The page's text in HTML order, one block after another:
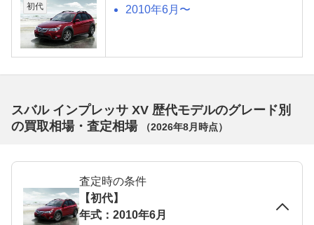
初代 2010年6月〜
スバル インプレッサ XV 歴代モデルのグレード別
の買取相場・査定相場
（2026年8月 時点）
査定時の条件
【初代】
年式：2010年6月